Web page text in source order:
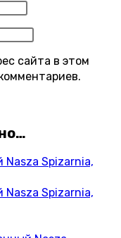
сайта в этом